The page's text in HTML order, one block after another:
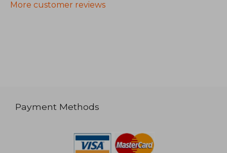
More customer reviews
Payment Methods